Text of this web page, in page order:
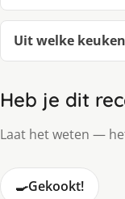
Uit welke
Heb je dit
Laat het weten —
🍳Gekookt!